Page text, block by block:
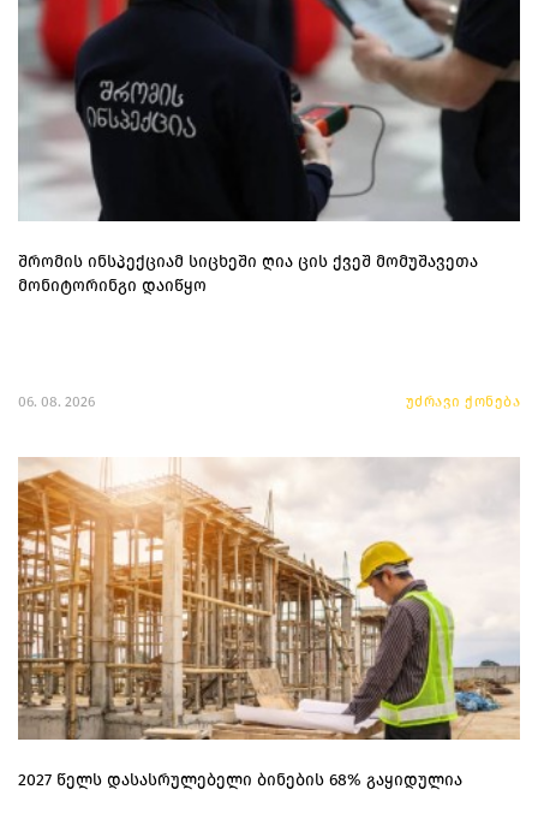
შრომის ინსპექციამ სიცხეში ღია ცის ქვეშ მომუშავეთა
მონიტორინგი დაიწყო
06. 08. 2026 უძრავი ქონება
2027 წელს დასასრულებელი ბინების 68% გაყიდულია